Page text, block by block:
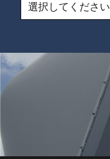
選択してください